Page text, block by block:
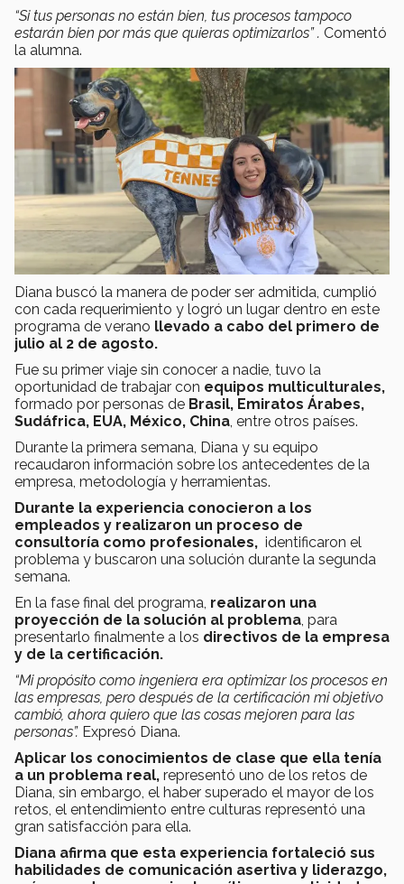
“Si tus personas no están bien, tus procesos tampoco
estarán bien por más que quieras optimizarlos” . Comentó
la alumna.
Diana buscó la manera de poder ser admitida, cumplió
con cada requerimiento y logró un lugar dentro en este
programa de verano llevado a cabo del primero de
julio al 2 de agosto.
Fue su primer viaje sin conocer a nadie, tuvo la
oportunidad de trabajar con equipos multiculturales,
formado por personas de Brasil, Emiratos Árabes,
Sudáfrica, EUA, México, China, entre otros países.
Durante la primera semana, Diana y su equipo
recaudaron información sobre los antecedentes de la
empresa, metodología y herramientas.
Durante la experiencia conocieron a los
empleados y realizaron un proceso de
consultoría como profesionales, identificaron el
problema y buscaron una solución durante la segunda
semana.
En la fase final del programa, realizaron una
proyección de la solución al problema, para
presentarlo finalmente a los directivos de la empresa
y de la certificación.
“Mi propósito como ingeniera era optimizar los procesos en
las empresas, pero después de la certificación mi objetivo
cambió, ahora quiero que las cosas mejoren para las
personas”. Expresó Diana.
Aplicar los conocimientos de clase que ella tenía
a un problema real, representó uno de los retos de
Diana, sin embargo, el haber superado el mayor de los
retos, el entendimiento entre culturas representó una
gran satisfacción para ella.
Diana afirma que esta experiencia fortaleció sus
habilidades de comunicación asertiva y liderazgo,